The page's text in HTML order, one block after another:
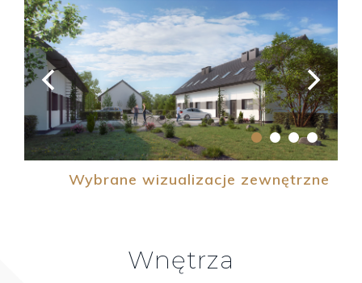
Wybrane wizualizacje zewnętrzne
Wnętrza